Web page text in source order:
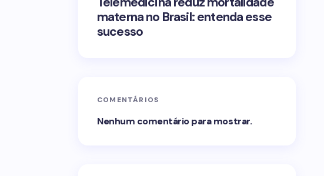
materna no Brasil: entenda esse
sucesso
COMENTÁRIOS
Nenhum comentário para mostrar.